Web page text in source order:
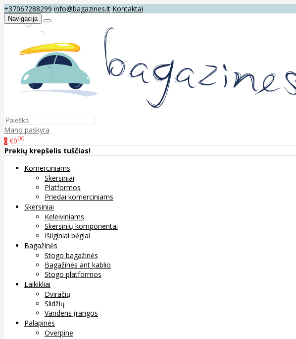
+37067288299 info@bagazines.lt Kontaktai
Navigacija
Mano paskyra
0 €000
Prekių krepšelis tuščias!
Komerciniams
Skersiniai
Platformos
Priedai komerciniams
Skersiniai
Keleiviniams
Skersinių komponentai
Išilginiai bėgiai
Bagažinės
Stogo bagažinės
Bagažinės ant kablio
Stogo platformos
Laikikliai
Dviračių
Slidžių
Vandens įrangos
Palapinės
Overpine